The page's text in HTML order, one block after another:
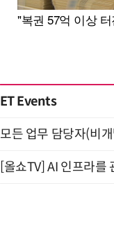
ET Events
모든 업무 담당자(비
[올쇼TV] AI 인프라